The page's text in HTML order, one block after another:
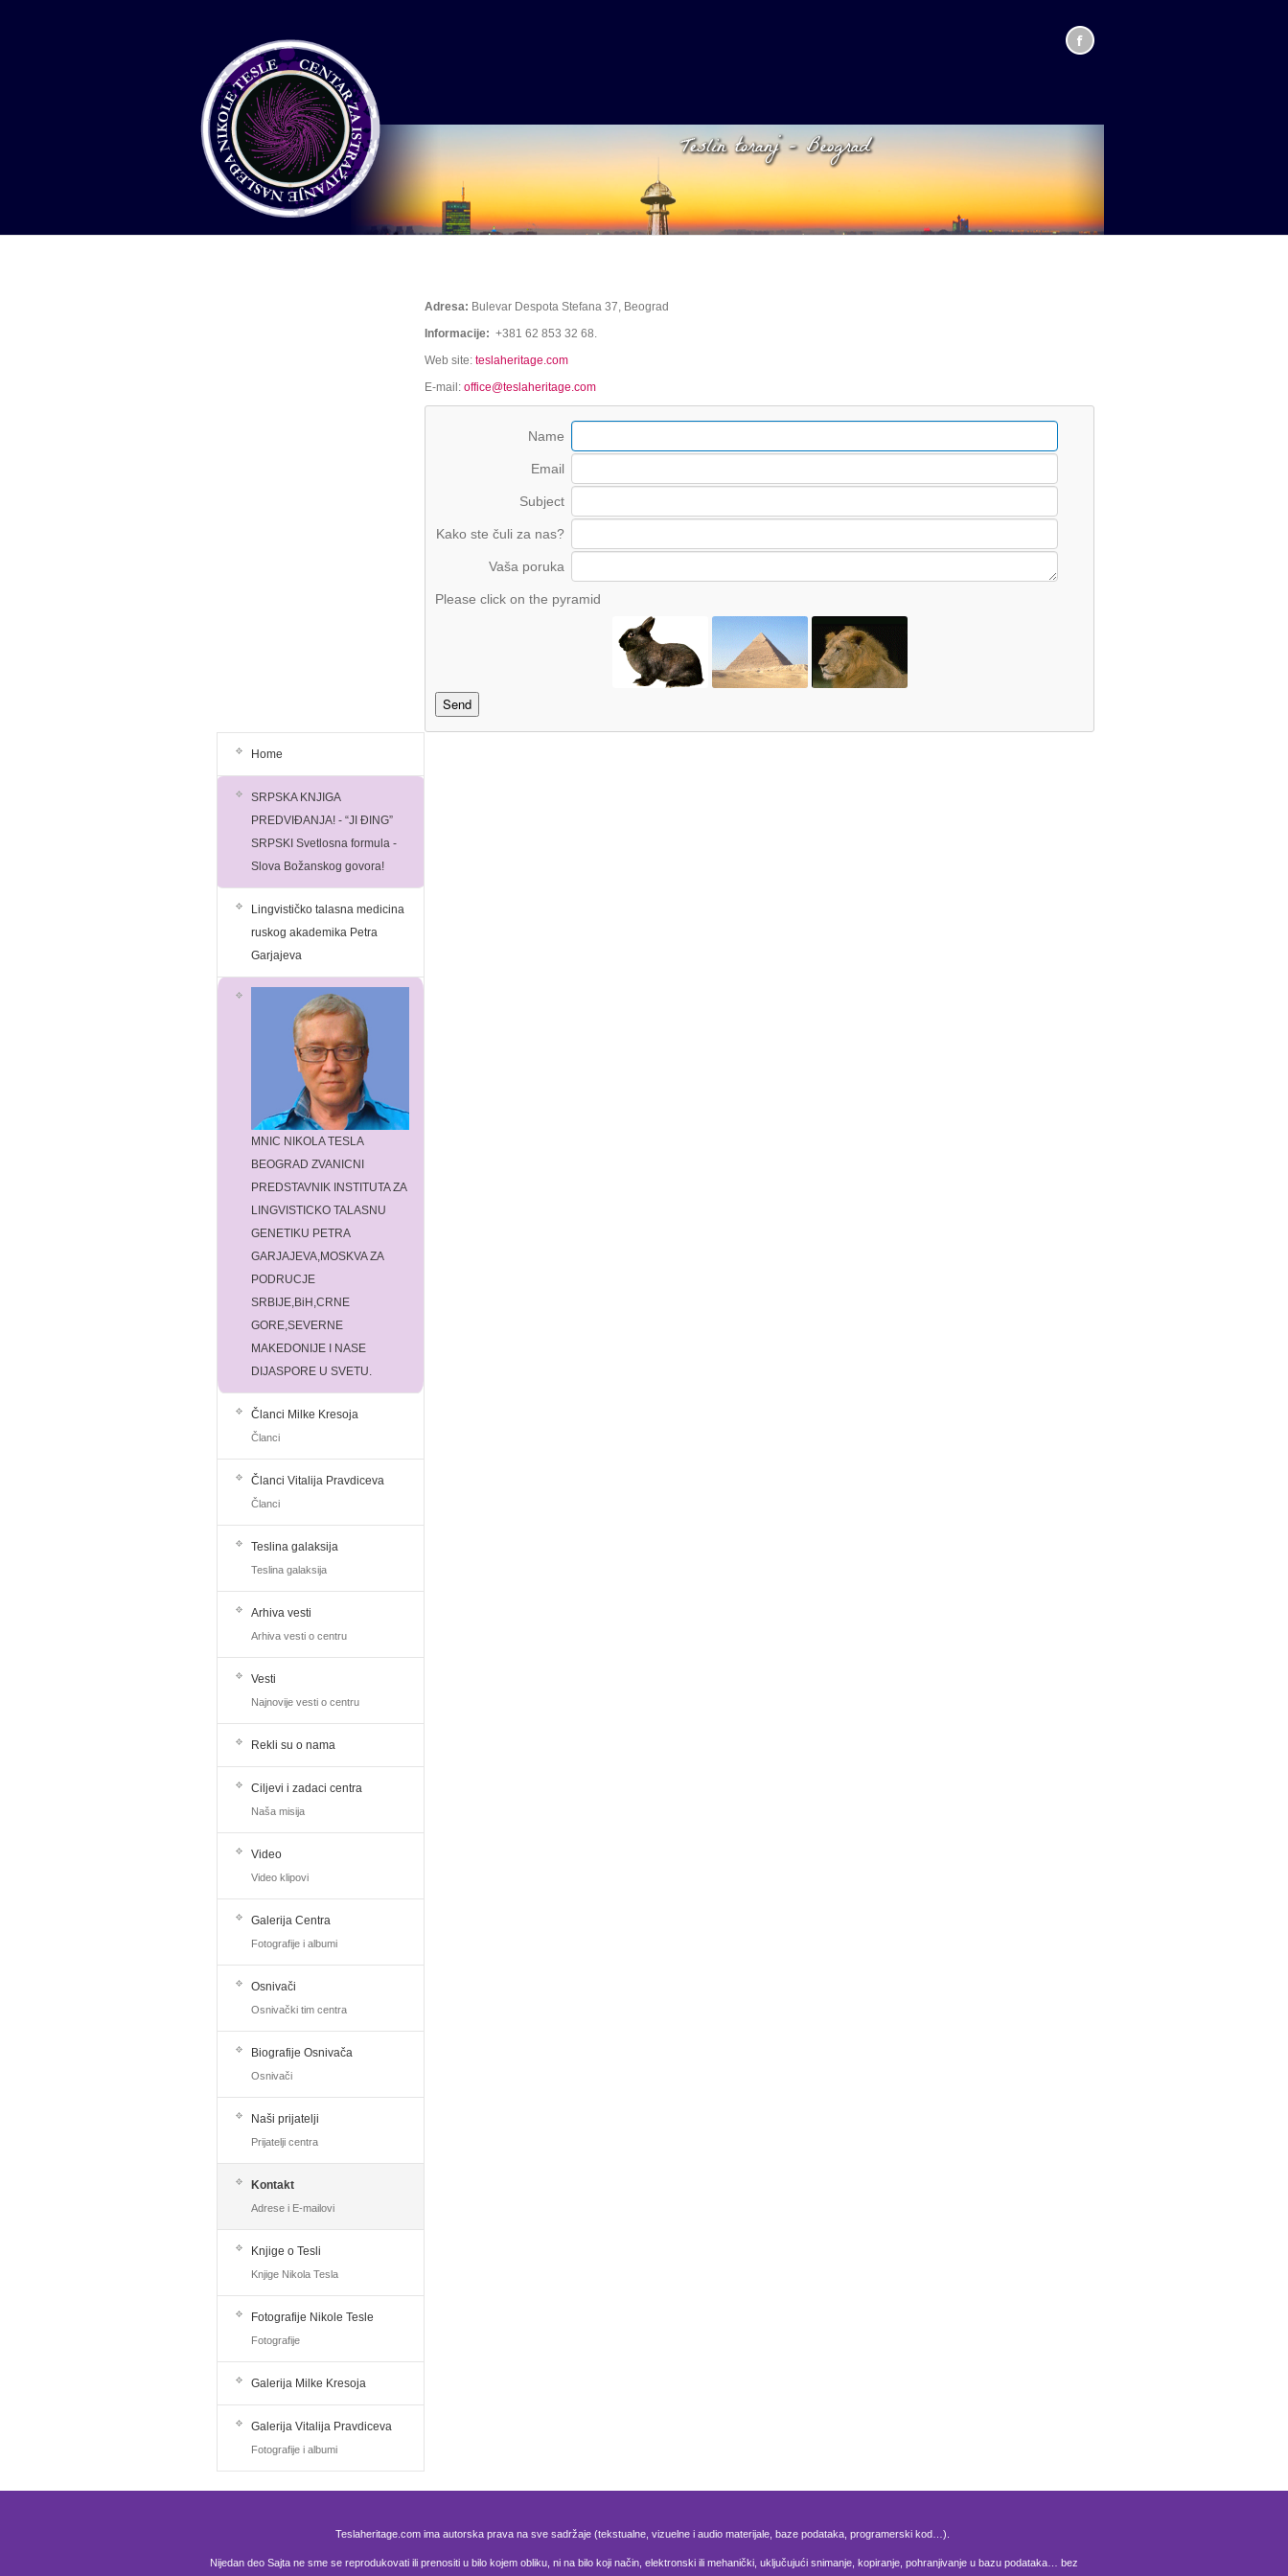
Adresa: Bulevar Despota Stefana 37, Beograd
Informacije: +381 62 853 32 68.
Web site: teslaheritage.com
E-mail: office@teslaheritage.com
Name
Email
Subject
Kako ste čuli za nas?
Vaša poruka
Please click on the pyramid
Home
SRPSKA KNJIGA
PREDVIĐANJA! - “JI ĐING”
SRPSKI Svetlosna formula -
Slova Božanskog govora!
Lingvističko talasna medicina
ruskog akademika Petra
Garjajeva
MNIC NIKOLA TESLA
BEOGRAD ZVANICNI
PREDSTAVNIK INSTITUTA ZA
LINGVISTICKO TALASNU
GENETIKU PETRA
GARJAJEVA,MOSKVA ZA
PODRUCJE
SRBIJE,BiH,CRNE
GORE,SEVERNE
MAKEDONIJE I NASE
DIJASPORE U SVETU.
Članci Milke Kresoja
Članci
Članci Vitalija Pravdiceva
Članci
Teslina galaksija
Teslina galaksija
Arhiva vesti
Arhiva vesti o centru
Vesti
Najnovije vesti o centru
Rekli su o nama
Ciljevi i zadaci centra
Naša misija
Video
Video klipovi
Galerija Centra
Fotografije i albumi
Osnivači
Osnivački tim centra
Biografije Osnivača
Osnivači
Naši prijatelji
Prijatelji centra
Kontakt
Adrese i E-mailovi
Knjige o Tesli
Knjige Nikola Tesla
Fotografije Nikole Tesle
Fotografije
Galerija Milke Kresoja
Galerija Vitalija Pravdiceva
Fotografije i albumi
Teslaheritage.com ima autorska prava na sve sadržaje (tekstualne, vizuelne i audio materijale, baze podataka, programerski kod…).
Nijedan deo Sajta ne sme se reprodukovati ili prenositi u bilo kojem obliku, ni na bilo koji način, elektronski ili mehanički, uključujući snimanje, kopiranje, pohranjivanje u bazu podataka… bez